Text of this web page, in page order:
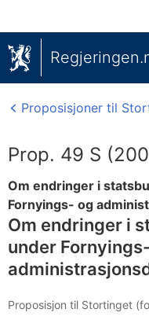
Proposisjoner til
Prop. 49 S
Om endringer i
Fornyings- og
Om endringer i
under
Proposisjon til Stortinget